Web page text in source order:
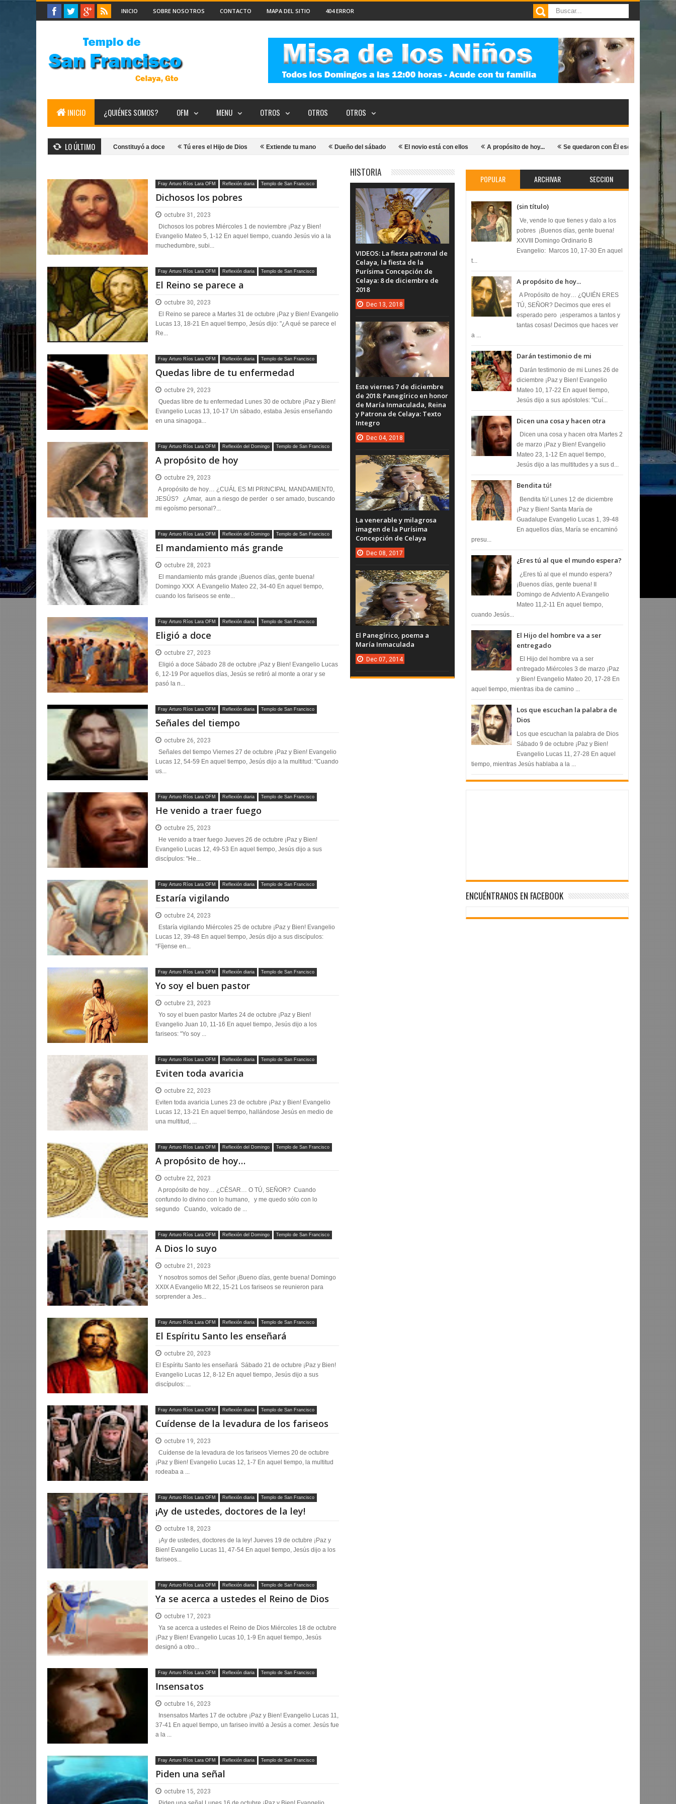
INICIO SOBRE NOSOTROS CONTACTO MAPA DEL SITIO 404 ERROR
INICIO ¿QUIÉNES SOMOS? OFM MENU OTROS OTROS OTROS
LO ÚLTIMO
Fueron a buscarlo Constituyó a doce Tú eres el Hijo de Dios Extiende tu mano Dueño del sábado El novio está con ellos A propósito de hoy... Se quedaron con Él ese día Él se levantó y lo
Fray Arturo Ríos Lara OFM Reflexión diaria Templo de San Francisco
Dichosos los pobres
octubre 31, 2023
Dichosos los pobres Miércoles 1 de noviembre ¡Paz y Bien!
Evangelio Mateo 5, 1-12 En aquel tiempo, cuando Jesús vio a la
muchedumbre, subi...
Fray Arturo Ríos Lara OFM Reflexión diaria Templo de San Francisco
El Reino se parece a
octubre 30, 2023
El Reino se parece a Martes 31 de octubre ¡Paz y Bien! Evangelio
Lucas 13, 18-21 En aquel tiempo, Jesús dijo: "¿A qué se parece el
Re...
Fray Arturo Ríos Lara OFM Reflexión diaria Templo de San Francisco
Quedas libre de tu enfermedad
octubre 29, 2023
Quedas libre de tu enfermedad Lunes 30 de octubre ¡Paz y Bien!
Evangelio Lucas 13, 10-17 Un sábado, estaba Jesús enseñando
en una sinagoga...
Fray Arturo Ríos Lara OFM Reflexión del Domingo Templo de San Francisco
A propósito de hoy
octubre 29, 2023
A propósito de hoy… ¿CUÁL ES MI PRINCIPAL MANDAMIENT0,
JESÚS? ¿Amar, aun a riesgo de perder o ser amado, buscando
mi egoísmo personal?...
Fray Arturo Ríos Lara OFM Reflexión del Domingo Templo de San Francisco
El mandamiento más grande
octubre 28, 2023
El mandamiento más grande ¡Buenos días, gente buena!
Domingo XXX A Evangelio Mateo 22, 34-40 En aquel tiempo,
cuando los fariseos se ente...
Fray Arturo Ríos Lara OFM Reflexión diaria Templo de San Francisco
Eligió a doce
octubre 27, 2023
Eligió a doce Sábado 28 de octubre ¡Paz y Bien! Evangelio Lucas
6, 12-19 Por aquellos días, Jesús se retiró al monte a orar y se
pasó la n...
Fray Arturo Ríos Lara OFM Reflexión diaria Templo de San Francisco
Señales del tiempo
octubre 26, 2023
Señales del tiempo Viernes 27 de octubre ¡Paz y Bien! Evangelio
Lucas 12, 54-59 En aquel tiempo, Jesús dijo a la multitud: "Cuando
us...
Fray Arturo Ríos Lara OFM Reflexión diaria Templo de San Francisco
He venido a traer fuego
octubre 25, 2023
He venido a traer fuego Jueves 26 de octubre ¡Paz y Bien!
Evangelio Lucas 12, 49-53 En aquel tiempo, Jesús dijo a sus
discípulos: "He...
Fray Arturo Ríos Lara OFM Reflexión diaria Templo de San Francisco
Estaría vigilando
octubre 24, 2023
Estaría vigilando Miércoles 25 de octubre ¡Paz y Bien! Evangelio
Lucas 12, 39-48 En aquel tiempo, Jesús dijo a sus discípulos:
“Fíjense en...
Fray Arturo Ríos Lara OFM Reflexión diaria Templo de San Francisco
Yo soy el buen pastor
octubre 23, 2023
Yo soy el buen pastor Martes 24 de octubre ¡Paz y Bien!
Evangelio Juan 10, 11-16 En aquel tiempo, Jesús dijo a los
fariseos: "Yo soy ...
Fray Arturo Ríos Lara OFM Reflexión diaria Templo de San Francisco
Eviten toda avaricia
octubre 22, 2023
Eviten toda avaricia Lunes 23 de octubre ¡Paz y Bien! Evangelio
Lucas 12, 13-21 En aquel tiempo, hallándose Jesús en medio de
una multitud, ...
Fray Arturo Ríos Lara OFM Reflexión del Domingo Templo de San Francisco
A propósito de hoy…
octubre 22, 2023
A propósito de hoy… ¿CÉSAR… O TÚ, SEÑOR? Cuando
confundo lo divino con lo humano, y me quedo sólo con lo
segundo Cuando, volcado de ...
Fray Arturo Ríos Lara OFM Reflexión del Domingo Templo de San Francisco
A Dios lo suyo
octubre 21, 2023
Y nosotros somos del Señor ¡Bueno días, gente buena! Domingo
XXIX A Evangelio Mt 22, 15-21 Los fariseos se reunieron para
sorprender a Jes...
Fray Arturo Ríos Lara OFM Reflexión diaria Templo de San Francisco
El Espíritu Santo les enseñará
octubre 20, 2023
El Espíritu Santo les enseñará Sábado 21 de octubre ¡Paz y Bien!
Evangelio Lucas 12, 8-12 En aquel tiempo, Jesús dijo a sus
discípulos: ...
Fray Arturo Ríos Lara OFM Reflexión diaria Templo de San Francisco
Cuídense de la levadura de los fariseos
octubre 19, 2023
Cuídense de la levadura de los fariseos Viernes 20 de octubre
¡Paz y Bien! Evangelio Lucas 12, 1-7 En aquel tiempo, la multitud
rodeaba a ...
Fray Arturo Ríos Lara OFM Reflexión diaria Templo de San Francisco
¡Ay de ustedes, doctores de la ley!
octubre 18, 2023
¡Ay de ustedes, doctores de la ley! Jueves 19 de octubre ¡Paz y
Bien! Evangelio Lucas 11, 47-54 En aquel tiempo, Jesús dijo a los
fariseos...
Fray Arturo Ríos Lara OFM Reflexión diaria Templo de San Francisco
Ya se acerca a ustedes el Reino de Dios
octubre 17, 2023
Ya se acerca a ustedes el Reino de Dios Miércoles 18 de octubre
¡Paz y Bien! Evangelio Lucas 10, 1-9 En aquel tiempo, Jesús
designó a otro...
Fray Arturo Ríos Lara OFM Reflexión diaria Templo de San Francisco
Insensatos
octubre 16, 2023
Insensatos Martes 17 de octubre ¡Paz y Bien! Evangelio Lucas 11,
37-41 En aquel tiempo, un fariseo invitó a Jesús a comer. Jesús fue
a la ...
Fray Arturo Ríos Lara OFM Reflexión diaria Templo de San Francisco
Piden una señal
octubre 15, 2023
POPULAR ARCHIVAR SECCION
(sin título)
Ve, vende lo que tienes y dalo a los
pobres ¡Buenos días, gente buena!
XXVIII Domingo Ordinario B
Evangelio: Marcos 10, 17-30 En aquel
t...
A propósito de hoy...
A Propósito de hoy… ¿QUIÉN ERES
TÚ, SEÑOR? Decimos que eres el
esperado pero ¡esperamos a tantos y
tantas cosas! Decimos que haces ver
a ...
Darán testimonio de mi
Darán testimonio de mi Lunes 26 de
diciembre ¡Paz y Bien! Evangelio
Mateo 10, 17-22 En aquel tiempo,
Jesús dijo a sus apóstoles: "Cuí...
Dicen una cosa y hacen otra
Dicen una cosa y hacen otra Martes 2
de marzo ¡Paz y Bien! Evangelio
Mateo 23, 1-12 En aquel tiempo,
Jesús dijo a las multitudes y a sus d...
Bendita tú!
Bendita tú! Lunes 12 de diciembre
¡Paz y Bien! Santa María de
Guadalupe Evangelio Lucas 1, 39-48
En aquellos días, María se encaminó
presu...
¿Eres tú al que el mundo espera?
¿Eres tú al que el mundo espera?
¡Buenos días, gente buena! II
Domingo de Adviento A Evangelio
Mateo 11,2-11 En aquel tiempo,
cuando Jesús...
El Hijo del hombre va a ser
entregado
El Hijo del hombre va a ser
entregado Miércoles 3 de marzo ¡Paz
y Bien! Evangelio Mateo 20, 17-28 En
aquel tiempo, mientras iba de camino ...
Los que escuchan la palabra de
Dios
Los que escuchan la palabra de Dios
Sábado 9 de octubre ¡Paz y Bien!
Evangelio Lucas 11, 27-28 En aquel
tiempo, mientras Jesús hablaba a la ...
ENCUÉNTRANOS EN FACEBOOK
HISTORIA
VIDEOS: La fiesta patronal de
Celaya, la fiesta de la
Purísima Concepción de
Celaya: 8 de diciembre de
2018
Dec 13, 2018
Este viernes 7 de diciembre
de 2018: Panegírico en honor
de María Inmaculada, Reina
y Patrona de Celaya: Texto
Integro
Dec 04, 2018
La venerable y milagrosa
imagen de la Purísima
Concepción de Celaya
Dec 08, 2017
El Panegírico, poema a
María Inmaculada
Dec 07, 2014